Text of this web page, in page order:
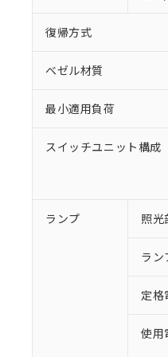
復帰方式
ベゼル材質
最小適用負荷
スイッチユニット構成
ランプ 照光
ラン
定格
使用